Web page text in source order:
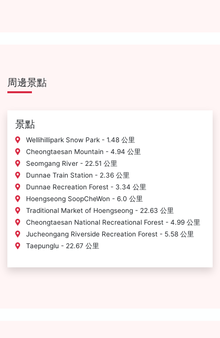
周邊景點
景點
Wellihillipark Snow Park - 1.48 公里
Cheongtaesan Mountain - 4.94 公里
Seomgang River - 22.51 公里
Dunnae Train Station - 2.36 公里
Dunnae Recreation Forest - 3.34 公里
Hoengseong SoopCheWon - 6.0 公里
Traditional Market of Hoengseong - 22.63 公里
Cheongtaesan National Recreational Forest - 4.99 公里
Jucheongang Riverside Recreation Forest - 5.58 公里
Taepunglu - 22.67 公里